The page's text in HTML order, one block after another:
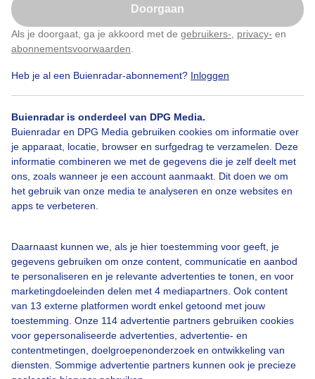
Doorgaan
Als je doorgaat, ga je akkoord met de gebruikers- privacy- en
abonnementsvoorwaarden
Heb je al een Buienradar-abonnement? Inloggen
Buienradar is onderdeel van DPG Media.
Buienradar en DPG Media gebruiken cookies om informatie over
je apparaat, locatie, browser en surfgedrag te verzamelen. Deze
informatie combineren we met de gegevens die je zelf deelt met
ons, zoals wanneer je een account aanmaakt. Dit doen we om
het gebruik van onze media te analyseren en onze websites en
apps te verbeteren.
Daarnaast kunnen we, als je hier toestemming voor geeft, je
gegevens gebruiken om onze content, communicatie en aanbod
te personaliseren en je relevante advertenties te tonen, en voor
marketingdoeleinden delen met 4 mediapartners. Ook content
van 13 externe platformen wordt enkel getoond met jouw
toestemming. Onze 114 advertentie partners gebruiken cookies
voor gepersonaliseerde advertenties, advertentie- en
contentmetingen, doelgroepenonderzoek en ontwikkeling van
diensten. Sommige advertentie partners kunnen ook je precieze
Door: Arnout Bolt Gemaakt: 12-06-2025, 34x bekeken
#blauwelucht #strakblauwelucht Zon
Bekijk slideshow
Over Buienradar
Bedrijfsgegevens
Klik hierom dit aan te passen